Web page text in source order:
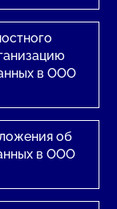
в ООО
об
в ООО